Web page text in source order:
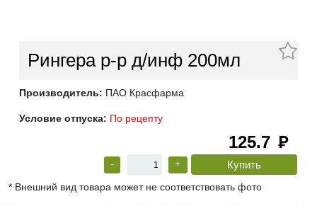
Рингера р-р д/инф 200мл
Производитель: ПАО Красфарма
Условие отпуска: По рецепту
125.7 руб
- +
* Внешний вид товара может не соответствовать фото